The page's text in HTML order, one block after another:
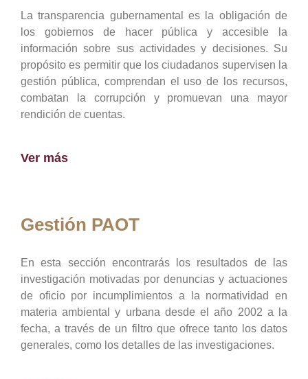
La transparencia gubernamental es la obligación de
los gobiernos de hacer pública y accesible la
información sobre sus actividades y decisiones. Su
propósito es permitir que los ciudadanos supervisen la
gestión pública, comprendan el uso de los recursos,
combatan la corrupción y promuevan una mayor
rendición de cuentas.
Ver más
Gestión PAOT
En esta sección encontrarás los resultados de las
investigación motivadas por denuncias y actuaciones
de oficio por incumplimientos a la normatividad en
materia ambiental y urbana desde el año 2002 a la
fecha, a través de un filtro que ofrece tanto los datos
generales, como los detalles de las investigaciones.